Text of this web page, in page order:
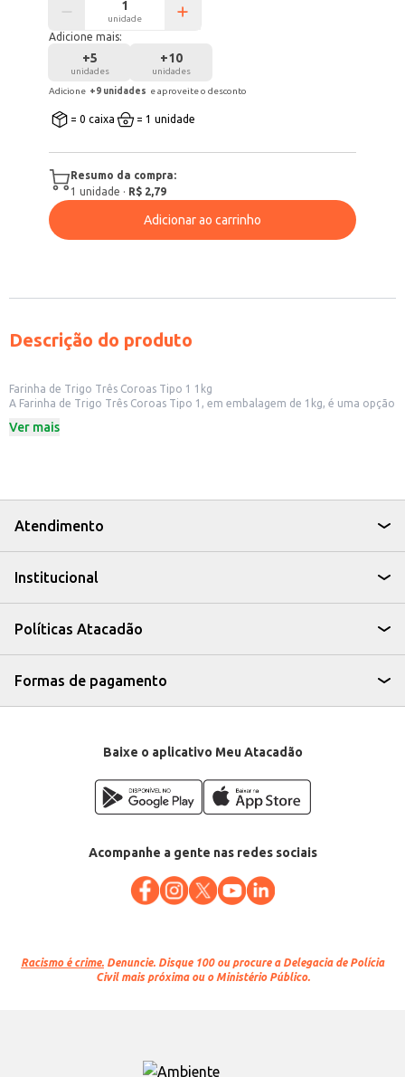
unidade
Adicione mais:
+5
unidades
+10
unidades
Adicione +9 unidades e aproveite o desconto
= 0 caixa = 1 unidade
Resumo da compra:
1 unidade · R$ 2,79
Adicionar ao carrinho
Descrição do produto
Farinha de Trigo Três Coroas Tipo 1 1kg
A Farinha de Trigo Três Coroas Tipo 1, em embalagem de 1kg, é uma opção
produto de qualidade para o preparo de pães, bolos, massas e outras
Adequada para massas frescas, como macarrão e lasanha.
Pode ser utilizada em receitas de panquecas e crepes.
A Farinha de Trigo Três Coroas Tipo 1 1kg é uma escolha prática e eficiente
Ver mais
Atendimento
Institucional
Políticas Atacadão
Formas de pagamento
Baixe o aplicativo Meu Atacadão
Acompanhe a gente nas redes sociais
Racismo é crime. Denuncie. Disque 100 ou procure a Delegacia de Polícia
Civil mais próxima ou o Ministério Público.